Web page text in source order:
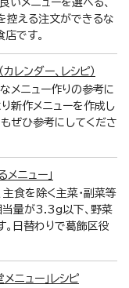
控える注文ができるな
です。
レンダー、レシピ）
メニュー作りの参考に
新作メニューを作成し
ぜひ参考にしてくださ
ニュー」
主食を除く主菜・副菜等
量が3.3g以下、野菜
日替わりで葛飾区役
ニュー」レシピ